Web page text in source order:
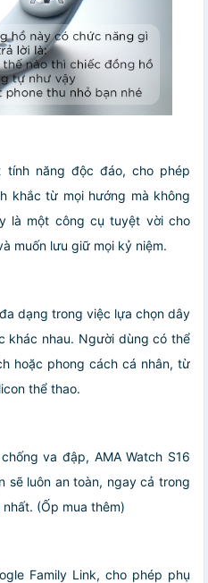
tính năng độc đáo, cho phép
khắc từ mọi hướng mà không
là một công cụ tuyệt vời cho
muốn lưu giữ mọi kỷ niệm.
dạng trong việc lựa chọn dây
khác nhau. Người dùng có thể
hoặc phong cách cá nhân, từ
thể thao.
va đập, AMA Watch S16
sẽ luôn an toàn, ngay cả trong
(Ốp mua thêm)
Family Link, cho phép phụ